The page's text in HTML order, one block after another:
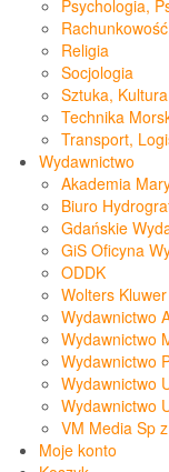
Psychologia,
Religia
Socjologia
Sztuka, Kultura
Technika
Transport,
Wydawnictwo
Akademia
Biuro
Gdańskie
GiS Oficyna
ODDK
Wolters Kluwer
Wydawnictwo
Wydawnictwo
Wydawnictwo
Wydawnictwo
Wydawnictwo
VM Media Sp
Moje konto